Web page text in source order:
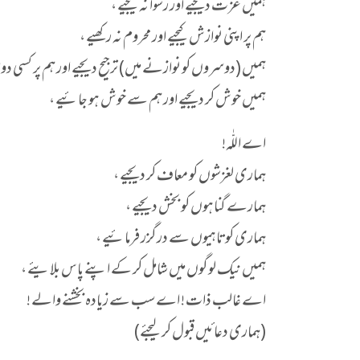
ہمیں عزت دیجیے اور رسوا نہ کیجیے ،
ہم پر اپنی نوازش کیجیے اور محروم نہ رکھیے ،
ہمیں (دوسروں کو نوازنے میں) ترجیح دیجیے اور ہم پر کسی
ہمیں خوش کر دیجیے اور ہم سے خوش ہو جائیے ،
اے اللّٰہ!
ہماری لغزشوں کو معاف کر دیجیے ،
ہمارے گناہوں کو بخش دیجیے ،
ہماری کوتاہیوں سے درگزر فرمائیے ،
ہمیں نیک لوگوں میں شامل کر کے اپنے پاس بلایئے ،
اے غالب ذات ! اے سب سے زیادہ بخشنے والے !
(ہماری دعائیں قبول کر لیجئے)